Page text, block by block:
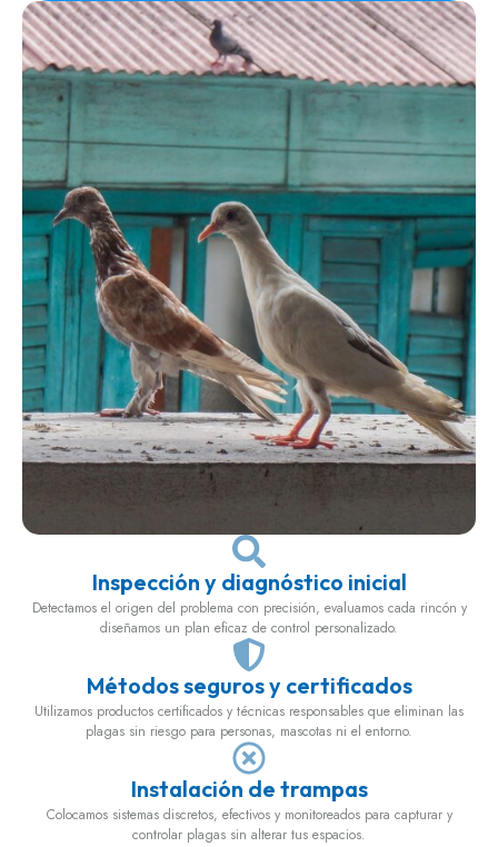
Inspección y diagnóstico inicial
Detectamos el origen del problema con precisión, evaluamos cada rincón y
diseñamos un plan eficaz de control personalizado.
Métodos seguros y certificados
Utilizamos productos certificados y técnicas responsables que eliminan las
plagas sin riesgo para personas, mascotas ni el entorno.
Instalación de trampas
Colocamos sistemas discretos, efectivos y monitoreados para capturar y
controlar plagas sin alterar tus espacios.